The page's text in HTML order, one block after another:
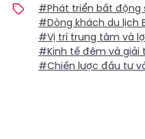
#Phát triển bất động
#Dòng khách du lịch
#Vị trí trung tâm và
#Kinh tế đêm và giải
#Chiến lược đầu tư